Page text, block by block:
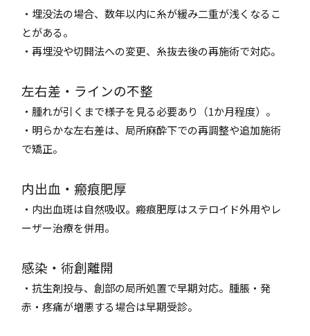
・埋没法の場合、数年以内に糸が緩み二重が浅くなるこ
とがある。
・再埋没や切開法への変更、糸抜去後の再施術で対応。
左右差・ラインの不整
・腫れが引くまで様子を見る必要あり（1か月程度）。
・明らかな左右差は、局所麻酔下での再調整や追加施術
で矯正。
内出血・瘢痕肥厚
・内出血斑は自然吸収。瘢痕肥厚はステロイド外用やレ
ーザー治療を併用。
感染・術創離開
・抗生剤投与、創部の局所処置で早期対応。腫脹・発
赤・疼痛が増悪する場合は早期受診。